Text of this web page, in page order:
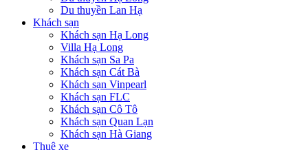
Du thuyền Lan Hạ
Khách sạn
Khách sạn Hạ Long
Villa Hạ Long
Khách sạn Sa Pa
Khách sạn Cát Bà
Khách sạn Vinpearl
Khách sạn FLC
Khách sạn Cô Tô
Khách sạn Quan Lạn
Khách sạn Hà Giang
Thuê xe